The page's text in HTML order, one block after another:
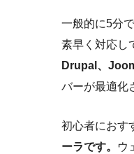
一般的に5分
素早く対応し
Drupal、
バーが最適化
初心者におす
ーラです。
ウ